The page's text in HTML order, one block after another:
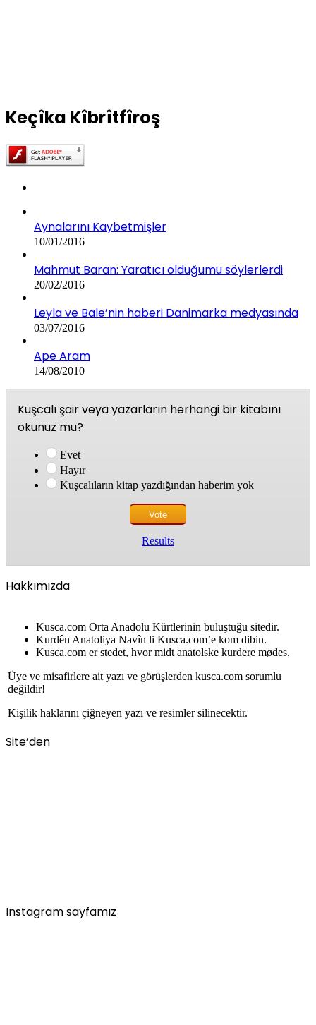
Keçîka Kîbrîtfîroş
Aynalarını Kaybetmişler
10/01/2016
Mahmut Baran: Yaratıcı olduğumu söylerlerdi
20/02/2016
Leyla ve Bale’nin haberi Danimarka medyasında
03/07/2016
Ape Aram
14/08/2010
Kuşcalı şair veya yazarların herhangi bir kitabını
okunuz mu?
Evet
Hayır
Kuşcalıların kitap yazdığından haberim yok
Results
Hakkımızda
Kusca.com Orta Anadolu Kürtlerinin buluştuğu sitedir.
Kurdên Anatoliya Navîn li Kusca.com’e kom dibin.
Kusca.com er stedet, hvor midt anatolske kurdere mødes.
Üye ve misafirlere ait yazı ve görüşlerden kusca.com sorumlu
değildir!
Kişilik haklarını çiğneyen yazı ve resimler silinecektir.
Site’den
Instagram sayfamız